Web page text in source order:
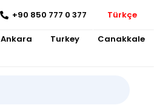
+90 850 777 0 377 Türkçe
Ankara Turkey Canakkale